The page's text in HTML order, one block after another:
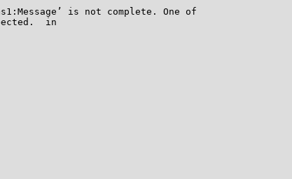
is not complete. One of
in